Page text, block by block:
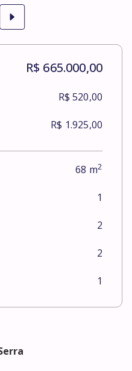
R$ 665.000,00
R$ 520,00
R$ 1.925,00
68 m2
1
2
2
1